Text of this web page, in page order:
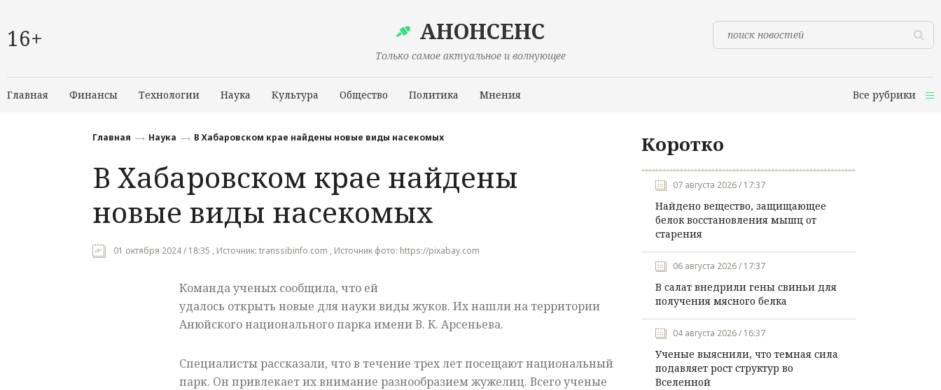
16+ АНОНСЕНС
Только самое актуальное и волнующее
Главная Финансы Технологии Наука Культура Общество Политика Мнения Все рубрики
Происшествия
Главная Наука В Хабаровском крае найдены новые виды насекомых
В Хабаровском крае найдены
новые виды насекомых
01 октября 2024 / 18:35 , Источник: transsibinfo.com , Источник фото: https://pixabay.com
Команда ученых сообщила, что ей
удалось открыть новые для науки виды жуков. Их нашли на территории
Анюйского национального парка имени В. К. Арсеньева.
Специалисты рассказали, что в течение трех лет посещают национальный
парк. Он привлекает их внимание разнообразием жужелиц. Всего ученые
Коротко
07 августа 2026 / 17:37
Найдено вещество, защищающее
белок восстановления мышц от
старения
06 августа 2026 / 17:37
В салат внедрили гены свиньи для
получения мясного белка
04 августа 2026 / 16:37
Ученые выяснили, что темная сила
подавляет рост структур во
Вселенной